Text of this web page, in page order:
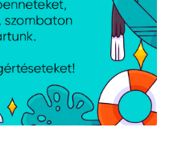
Apple MB NEO 13:
INDIGO/A18 PRO 6C
CPU/5C GPU/8GB/512GB-
MAG